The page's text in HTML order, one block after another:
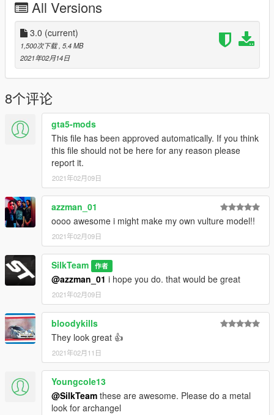
mods.com/scripts/demon-angel-mod-animated-wings-beta
******************************************************************
Update 3.0:
* Steel gold retexture
* Steel red gold retexture
Update 2.0:
* Copper kunai retexture
* Parrot retexture
******************************************************************
Credits:
* Wing Model: Barak101
* Retexture: Silkteam
******************************************************************
Follow us to stay updated about the developments.
Please leave feedback/ideas in the comments. Thank you!
All Versions
3.0 (current)
1,500次下载 , 5.4 MB
2021年02月14日
8个评论
gta5-mods
This file has been approved automatically. If you think
this file should not be here for any reason please
report it.
2021年02月09日
azzman_01
oooo awesome i might make my own vulture model!!
2021年02月09日
SilkTeam 作者
@azzman_01 i hope you do. that would be great
2021年02月09日
bloodykills
They look great 👍
2021年02月11日
Youngcole13
@SilkTeam these are awesome. Please do a metal
look for archangel